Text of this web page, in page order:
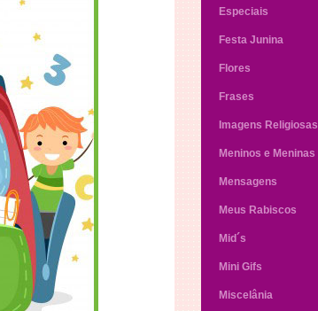
Especiais
Festa Junina
Flores
Frases
Imagens Religiosas
Meninos e Meninas
Mensagens
Meus Rabiscos
Mid´s
Mini Gifs
Miscelânia